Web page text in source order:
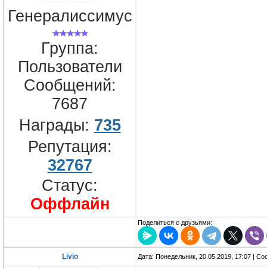
Генералиссимус
Группа:
Пользователи
Сообщений:
7687
Награды: 735
Репутация:
32767
Статус:
Оффлайн
Поделиться с друзьями:
Livio Дата: Понедельник, 20.05.2019, 17:07 |